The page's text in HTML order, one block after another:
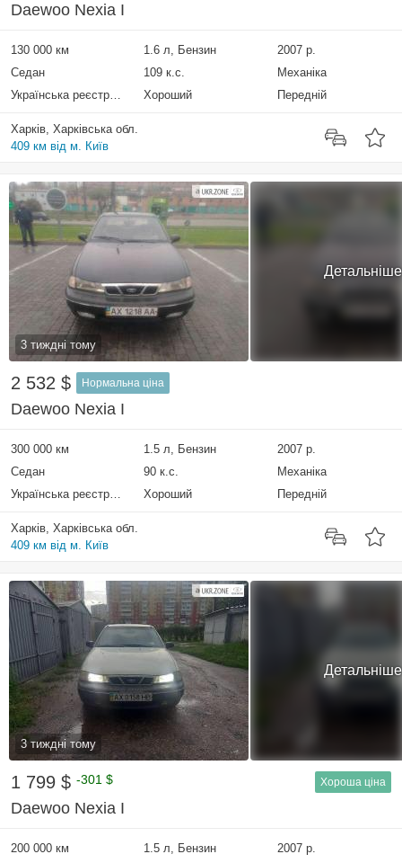
Daewoo Nexia I
130 000 км 1.6 л, Бензин
2007 р.
Седан
109 к.с.
Механіка
Українська реєстрація
Хороший Передній
Харків, Харківська обл.
409 км від м. Київ
3 тиждні тому
Детальніше
2 532 $ Нормальна ціна
Daewoo Nexia I
300 000 км 1.5 л, Бензин
2007 р.
Седан
90 к.с.
Механіка
Українська реєстрація
Хороший Передній
Харків, Харківська обл.
409 км від м. Київ
3 тиждні тому
Детальніше
1 799 $ -301 $ Хороша ціна
Daewoo Nexia I
200 000 км 1.5 л, Бензин
2007 р.